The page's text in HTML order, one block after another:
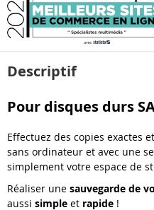
Descriptif
Pour disques durs
Effectuez des copies exactes
sans ordinateur et avec une
simplement votre espace de
Réaliser une sauvegarde de
aussi simple et rapide !